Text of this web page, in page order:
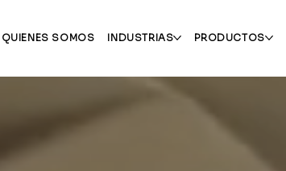
QUIENES SOMOS INDUSTRIAS PRODUCTOS